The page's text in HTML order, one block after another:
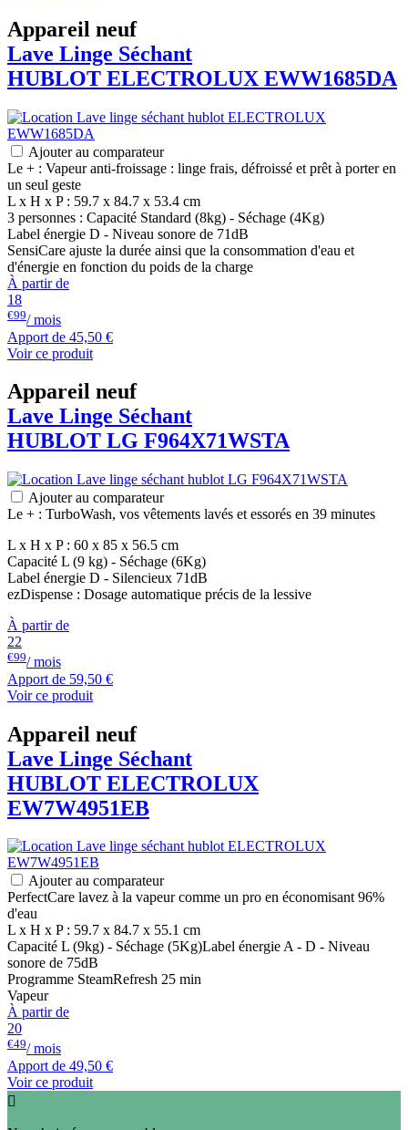
Appareil neuf
Lave Linge Séchant
HUBLOT ELECTROLUX EWW1685DA
Ajouter au comparateur
Le + : Vapeur anti-froissage : linge frais, défroissé et prêt à porter en
un seul geste
L x H x P : 59.7 x 84.7 x 53.4 cm
3 personnes : Capacité Standard (8kg) - Séchage (4Kg)
Label énergie D - Niveau sonore de 71dB
SensiCare ajuste la durée ainsi que la consommation d'eau et
d'énergie en fonction du poids de la charge
À partir de
18
€99/ mois
Apport de 45,50 €
Voir ce produit
Appareil neuf
Lave Linge Séchant
HUBLOT LG F964X71WSTA
Ajouter au comparateur
Le + : TurboWash, vos vêtements lavés et essorés en 39 minutes
L x H x P : 60 x 85 x 56.5 cm
Capacité L (9 kg) - Séchage (6Kg)
Label énergie D - Silencieux 71dB
ezDispense : Dosage automatique précis de la lessive
À partir de
22
€99/ mois
Apport de 59,50 €
Voir ce produit
Appareil neuf
Lave Linge Séchant
HUBLOT ELECTROLUX
EW7W4951EB
Ajouter au comparateur
PerfectCare lavez à la vapeur comme un pro en économisant 96%
d'eau
L x H x P : 59.7 x 84.7 x 55.1 cm
Capacité L (9kg) - Séchage (5Kg)Label énergie A - D - Niveau
sonore de 75dB
Programme SteamRefresh 25 min
Vapeur
À partir de
20
€49/ mois
Apport de 49,50 €
Voir ce produit
